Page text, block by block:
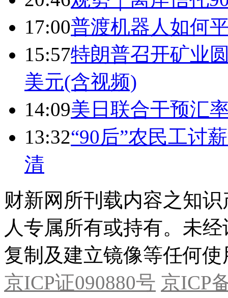
17:00普渡机器人如何
15:57特朗普召开矿业
美元(含视频)
14:09美日联合干预汇
13:32“90后”农民工讨
清
财新网所刊载内容之知
人专属所有或持有。未
复制及建立镜像等任何使
京ICP证090880号 京ICP